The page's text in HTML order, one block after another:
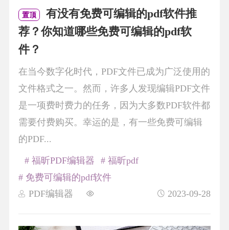
置顶
有没有免费可编辑的pdf软件推
荐？你知道哪些免费可编辑的pdf软
件？
在当今数字化时代，PDF文件已成为广泛使用的
文件格式之一。然而，许多人发现编辑PDF文件
是一项费时费力的任务，因为大多数PDF软件都
需要付费购买。幸运的是，有一些免费可编辑
的PDF...
PDF编辑器 2023-09-28
# 福昕PDF编辑器
# 福昕pdf
# 免费可编辑的pdf软件